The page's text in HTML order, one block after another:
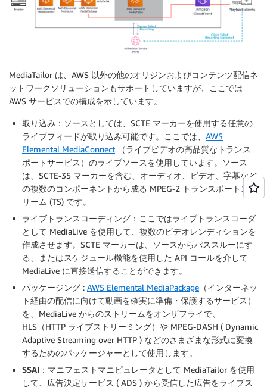
MediaTailor は、AWS 以外の他のオリジンおよびコンテンツ配信ネ
ットワークソリューションもサポートしていますが、ここでは
AWS サービスでの構成を示しています。
取り込み ：ソースとしては、SCTE マーカーを使用する任意の
ライブフィードが取り込み可能です。ここでは、 AWS
Elemental MediaConnect （ライブビデオの高品質なトランス
ポートサービス）のライブソースを使用しています。ソース
は、SCTE-35 マーカーを含む、オーディオ、ビデオ、字幕など
の複数のコンポーネントから成る MPEG-2 トランスポートスト
リーム (TS) です。
ライブトランスコーディング ：ここではライブトランスコーダ
として MediaLive を使用して、複数のビデオレンディションを
作成させます。SCTE マーカーは、ソースからパススルーにす
る、またはスケジュール機能を使用した API コールを介して
MediaLive に直接送信することができます。
パッケージング : AWS Elemental MediaPackage （インターネッ
ト経由の配信に向けて動画を確実に準備・保護するサービス）
を、MediaLive からのストリームをオンザフライで、
HLS（HTTP ライブストリーミング）や MPEG-DASH ( Dynamic
Adaptive Streaming over HTTP ) などのさまざまな形式に変換
するためのパッケージャーとして使用します。
SSAI ：マニフェストマニピュレータとして MediaTailor を使用
して、広告決定サービス ( ADS ) から受信した広告をライブス